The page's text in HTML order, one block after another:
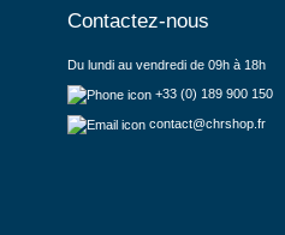
Contactez-nous
Du lundi au vendredi de 09h à 18h
+33 (0) 189 900 150
contact@chrshop.fr